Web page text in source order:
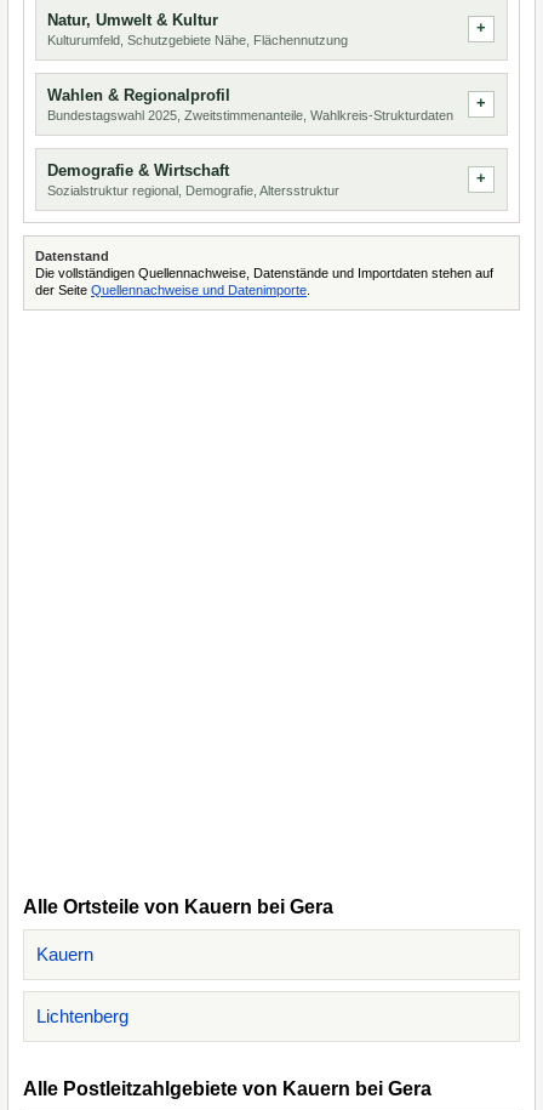
Natur, Umwelt & Kultur
Kulturumfeld, Schutzgebiete Nähe, Flächennutzung
Wahlen & Regionalprofil
Bundestagswahl 2025, Zweitstimmenanteile, Wahlkreis-Strukturdaten
Demografie & Wirtschaft
Sozialstruktur regional, Demografie, Altersstruktur
Datenstand
Die vollständigen Quellennachweise, Datenstände und Importdaten stehen auf
der Seite Quellennachweise und Datenimporte
Alle Ortsteile von Kauern bei Gera
Kauern
Lichtenberg
Alle Postleitzahlgebiete von Kauern bei Gera